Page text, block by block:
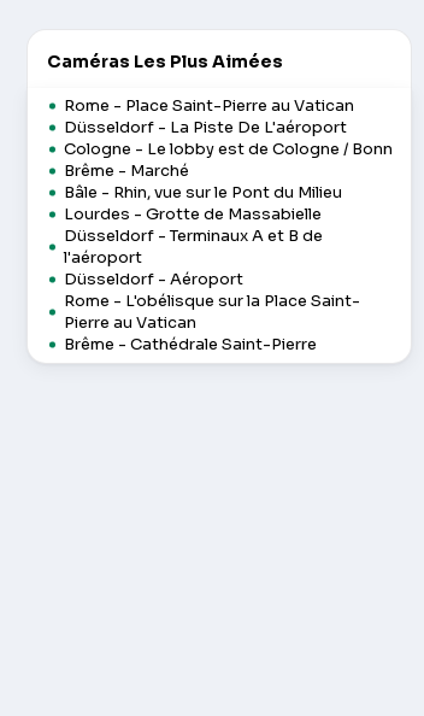
Caméras Les Plus Aimées
Rome - Place Saint-Pierre au Vatican
Düsseldorf - La Piste De L'aéroport
Cologne - Le lobby est de Cologne / Bonn
Brême - Marché
Bâle - Rhin, vue sur le Pont du Milieu
Lourdes - Grotte de Massabielle
Düsseldorf - Terminaux A et B de
l'aéroport
Düsseldorf - Aéroport
Rome - L'obélisque sur la Place Saint-
Pierre au Vatican
Brême - Cathédrale Saint-Pierre